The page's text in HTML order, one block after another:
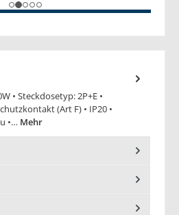
• Steckdosetyp: 2P+E •
(Art F) • IP20 •
•… Mehr